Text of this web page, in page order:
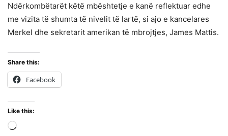
Ndërkombëtarët këtë mbështetje e kanë reflektuar edhe
me vizita të shumta të nivelit të lartë, si ajo e kancelares
Merkel dhe sekretarit amerikan të mbrojtjes, James Mattis.
Share this:
Facebook
Like this: